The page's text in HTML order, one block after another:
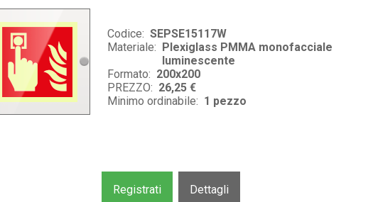
Codice: SEPSE15117W
Materiale: Plexiglass PMMA monofacciale
luminescente
Formato: 200x200
PREZZO: 26,25 €
Minimo ordinabile: 1 pezzo
Registrati Dettagli